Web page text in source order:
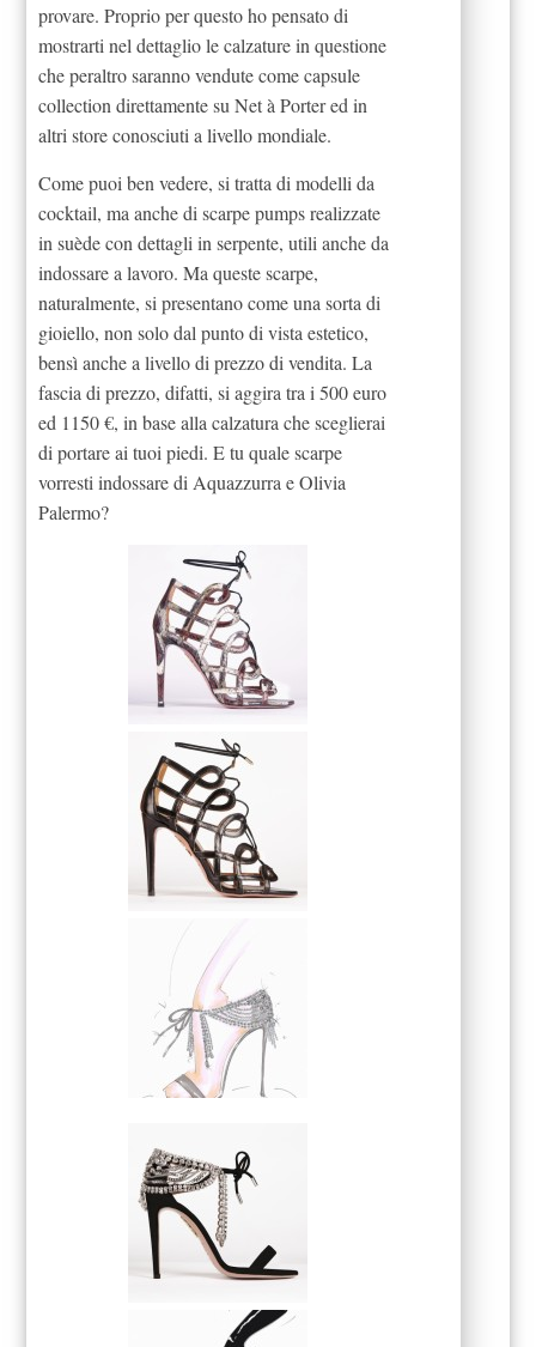
provare. Proprio per questo ho pensato di
mostrarti nel dettaglio le calzature in questione
che peraltro saranno vendute come capsule
collection direttamente su Net à Porter ed in
altri store conosciuti a livello mondiale.
Come puoi ben vedere, si tratta di modelli da
cocktail, ma anche di scarpe pumps realizzate
in suède con dettagli in serpente, utili anche da
indossare a lavoro. Ma queste scarpe,
naturalmente, si presentano come una sorta di
gioiello, non solo dal punto di vista estetico,
bensì anche a livello di prezzo di vendita. La
fascia di prezzo, difatti, si aggira tra i 500 euro
ed 1150 €, in base alla calzatura che sceglierai
di portare ai tuoi piedi. E tu quale scarpe
vorresti indossare di Aquazzurra e Olivia
Palermo?